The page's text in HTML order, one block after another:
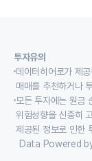
투자유의
데이터히어로가 제
매매를 추천하거나
모든 투자에는 원금
위험성향을 신중히
제공된 정보로 인한
Data Powered